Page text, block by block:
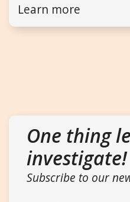
Learn more
One thing
investigate!
Subscribe to our